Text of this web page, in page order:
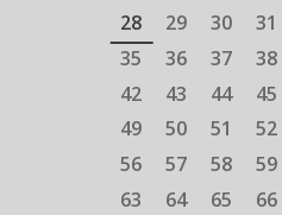
28
29 30 31
35
36 37 38
42
43 44 45
49
50 51 52
56
57 58 59
63
64 65 66